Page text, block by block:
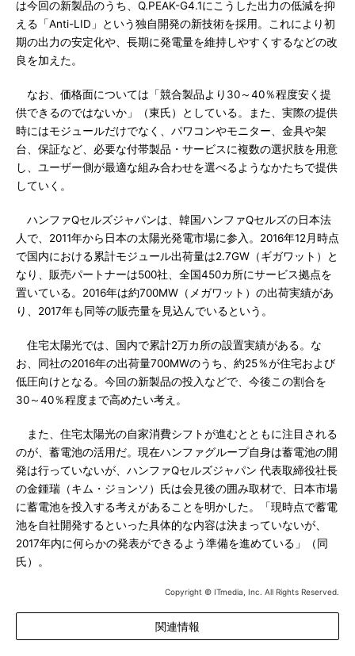
は今回の新製品のうち、Q.PEAK-G4.1にこうした出力の低減を抑
える「Anti-LID」という独自開発の新技術を採用。これにより初
期の出力の安定化や、長期に発電量を維持しやすくするなどの改
良を加えた。
なお、価格面については「競合製品より30～40％程度安く提
供できるのではないか」（東氏）としている。また、実際の提供
時にはモジュールだけでなく、パワコンやモニター、金具や架
台、保証など、必要な付帯製品・サービスに複数の選択肢を用意
し、ユーザー側が最適な組み合わせを選べるようなかたちで提供
していく。
ハンファQセルズジャパンは、韓国ハンファQセルズの日本法
人で、2011年から日本の太陽光発電市場に参入。2016年12月時点
で国内における累計モジュール出荷量は2.7GW（ギガワット）と
なり、販売パートナーは500社、全国450カ所にサービス拠点を
置いている。2016年は約700MW（メガワット）の出荷実績があ
り、2017年も同等の販売量を見込んでいるという。
住宅太陽光では、国内で累計2万カ所の設置実績がある。な
お、同社の2016年の出荷量700MWのうち、約25％が住宅および
低圧向けとなる。今回の新製品の投入などで、今後この割合を
30～40％程度まで高めたい考え。
また、住宅太陽光の自家消費シフトが進むとともに注目される
のが、蓄電池の活用だ。現在ハンファグループ自身は蓄電池の開
発は行っていないが、ハンファQセルズジャパン 代表取締役社長
の金鍾瑞（キム・ジョンソ）氏は会見後の囲み取材で、日本市場
に蓄電池を投入する考えがあることを明かした。「現時点で蓄電
池を自社開発するといった具体的な内容は決まっていないが、
2017年内に何らかの発表ができるよう準備を進めている」（同
氏）。
Copyright © ITmedia, Inc. All Rights Reserved.
関連情報